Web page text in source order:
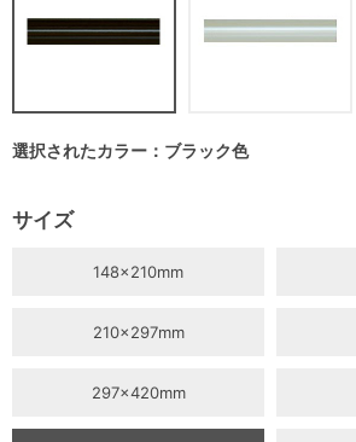
選択されたカラー：ブラック色
サイズ
148×210mm
210×297mm
297×420mm